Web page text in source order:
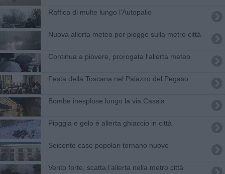
Raffica di multe lungo l'Autopalio
Nuova allerta meteo per piogge sulla metro città
Continua a piovere, prorogata l'allerta meteo
Festa della Toscana nel Palazzo del Pegaso
Bombe inesplose lungo la via Cassia
​Pioggia e gelo è allerta ghiaccio in città
Seicento case popolari tornano nuove
Vento forte, scatta l'allerta nella metro città